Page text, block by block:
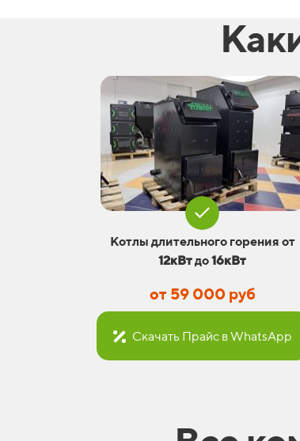
Котлы длительного горения от
12кВтдо16кВт
от 59 000 руб
Скачать Прайс в WhatsApp